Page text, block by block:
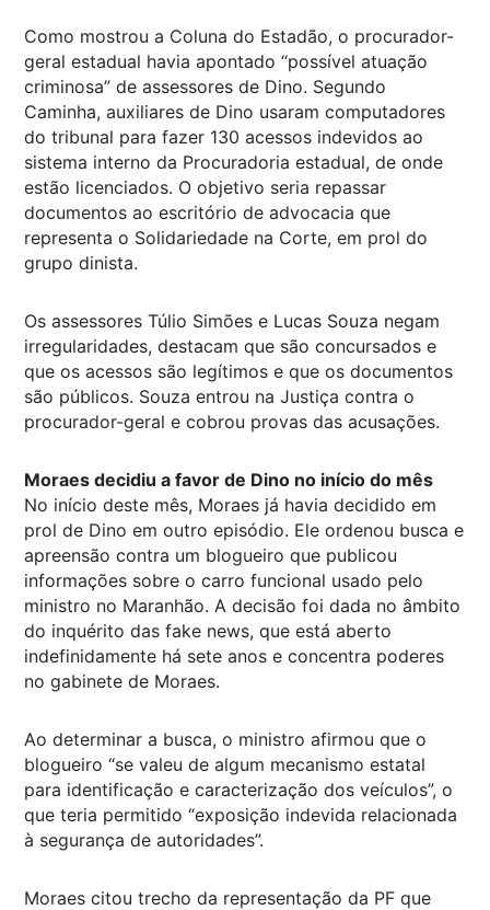
Como mostrou a Coluna do Estadão, o procurador-
geral estadual havia apontado “possível atuação
criminosa” de assessores de Dino. Segundo
Caminha, auxiliares de Dino usaram computadores
do tribunal para fazer 130 acessos indevidos ao
sistema interno da Procuradoria estadual, de onde
estão licenciados. O objetivo seria repassar
documentos ao escritório de advocacia que
representa o Solidariedade na Corte, em prol do
grupo dinista.
Os assessores Túlio Simões e Lucas Souza negam
irregularidades, destacam que são concursados e
que os acessos são legítimos e que os documentos
são públicos. Souza entrou na Justiça contra o
procurador-geral e cobrou provas das acusações.
Moraes decidiu a favor de Dino no início do mês
No início deste mês, Moraes já havia decidido em
prol de Dino em outro episódio. Ele ordenou busca e
apreensão contra um blogueiro que publicou
informações sobre o carro funcional usado pelo
ministro no Maranhão. A decisão foi dada no âmbito
do inquérito das fake news, que está aberto
indefinidamente há sete anos e concentra poderes
no gabinete de Moraes.
Ao determinar a busca, o ministro afirmou que o
blogueiro “se valeu de algum mecanismo estatal
para identificação e caracterização dos veículos”, o
que teria permitido “exposição indevida relacionada
à segurança de autoridades”.
Moraes citou trecho da representação da PF que